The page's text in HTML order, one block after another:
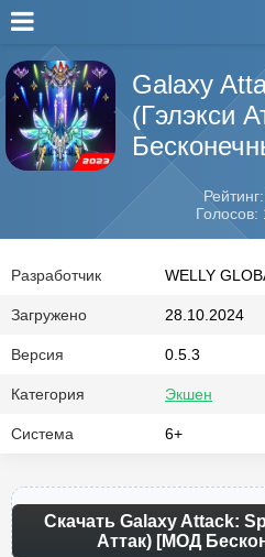
Galaxy
(Гэлэкси
Голосов:
Разработчик WELLY
Загружено 28.10.2024
Версия 0.5.3
Категория Экшен
Система 6+
Скачать Galaxy Attack:
Аттак) [МОД